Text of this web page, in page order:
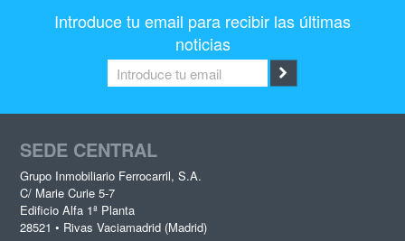
Introduce tu email para recibir las últimas
noticias
SEDE CENTRAL
Grupo Inmobiliario Ferrocarril, S.A.
C/ Marie Curie 5-7
Edificio Alfa 1ª Planta
28521 • Rivas Vaciamadrid (Madrid)